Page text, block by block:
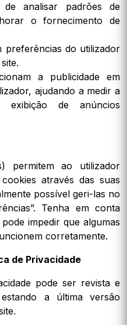
analisar padrões de
o fornecimento de
preferências do utilizador
a publicidade em
ajudando a medir a
exibição de anúncios
permitem ao utilizador
através das suas
possível geri-las no
Tenha em conta
impedir que algumas
corretamente.
de Privacidade
pode ser revista e
estando a última versão